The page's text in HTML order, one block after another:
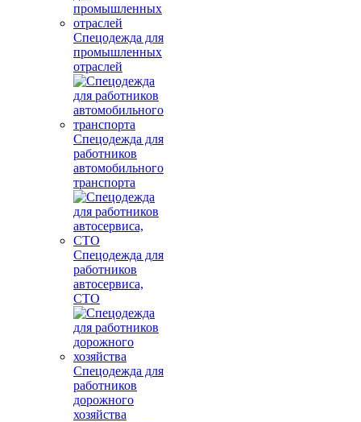
Спецодежда для
промышленных
отраслей
Спецодежда для
работников
автомобильного
транспорта
Спецодежда для
работников
автосервиса,
СТО
Спецодежда для
работников
дорожного
хозяйства